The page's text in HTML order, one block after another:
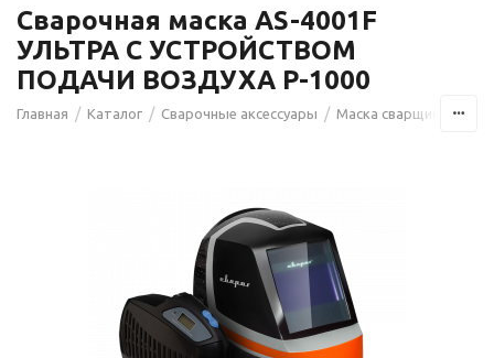
Сварочная маска AS-4001F
УЛЬТРА С УСТРОЙСТВОМ
ПОДАЧИ ВОЗДУХА Р-1000
Главная / Каталог / Сварочные аксессуары / Маска сварщика /